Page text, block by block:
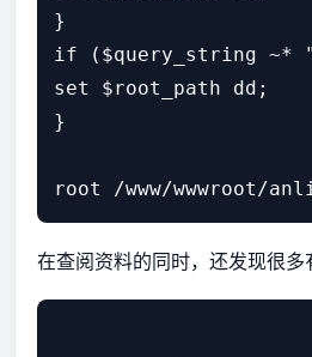
}
if ($query_string ~*
set $root_path dd;
}
在查阅资料的同时，还发现很